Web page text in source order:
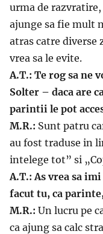
urma de
ajunge sa fie mult
atras catre diverse
vrea sa le evite.
A.T.: Te rog sa ne
Solter – daca are
parintii le pot
M.R.: Sunt patru
au fost traduse in
intelege tot” si
A.T.: As vrea sa
facut tu, ca
M.R.: Un lucru pe
ca ajung sa calc